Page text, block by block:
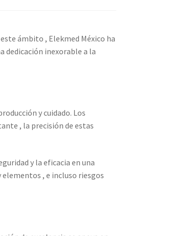
ámbito , Elekmed México ha
dedicación inexorable a la
y cuidado. Los
, la precisión de estas
y la eficacia en una
, e incluso riesgos